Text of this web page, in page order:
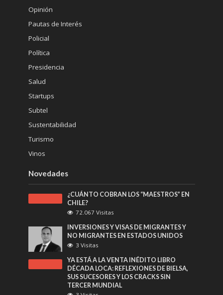
Opinión
Pautas de Interés
Policial
Política
Presidencia
Salud
Startups
Subtel
Sustentabilidad
Turismo
Vinos
Novedades
¿CUÁNTO COBRAN LOS “MAESTROS” EN
CHILE?
72.067 Visitas
INVERSIONES Y VISAS DE MIGRANTES Y
NO MIGRANTES EN ESTADOS UNIDOS
3 Visitas
YA ESTÁ A LA VENTA INÉDITO LIBRO
DÉCADA LOCA: REFLEXIONES DE BIELSA,
SUS SUCESORES Y LOS CRACKS SIN
TERCER MUNDIAL